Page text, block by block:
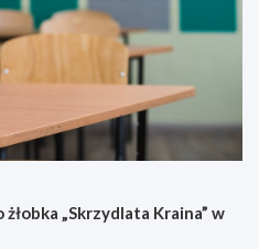
„Skrzydlata Kraina” w